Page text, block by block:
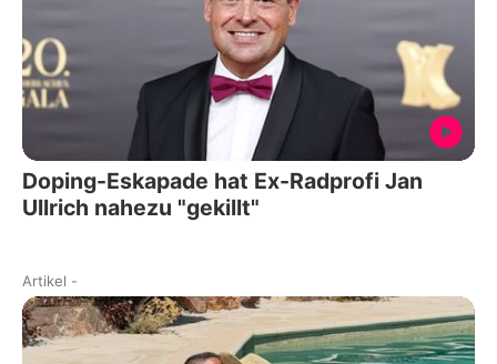
Doping-Eskapade hat Ex-Radprofi Jan
Ullrich nahezu "gekillt"
Artikel -